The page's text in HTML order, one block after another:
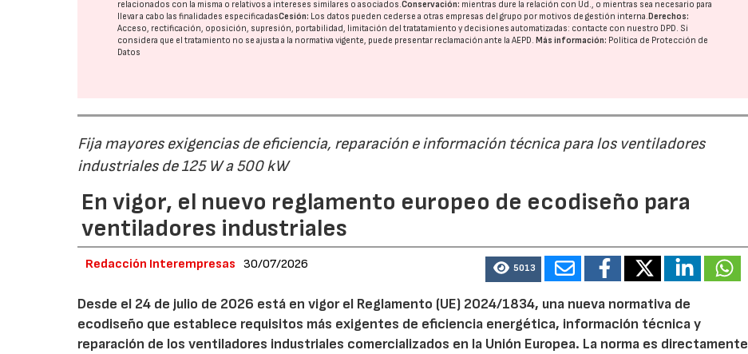
relacionados con la misma o relativos a intereses similares o asociados.Conservación: mientras dure la relación con Ud., o mientras sea necesario para
llevar a cabo las finalidades especificadasCesión: Los datos pueden cederse a otras empresas del grupo por motivos de gestión interna.Derechos:
Acceso, rectificación, oposición, supresión, portabilidad, limitación del tratatamiento y decisiones automatizadas: contacte con nuestro DPD. Si
considera que el tratamiento no se ajusta a la normativa vigente, puede presentar reclamación ante laAEPD.Más información: Política de Protección de
Datos
Fija mayores exigencias de eficiencia, reparación e información técnica para los ventiladores
industriales de 125 W a 500 kW
En vigor, el nuevo reglamento europeo de ecodiseño para
ventiladores industriales
Redacción Interempresas 30/07/2026 5013
Desde el 24 de julio de 2026 está en vigor el Reglamento (UE) 2024/1834, una nueva normativa de
ecodiseño que establece requisitos más exigentes de eficiencia energética, información técnica y
reparación de los ventiladores industriales comercializados en la Unión Europea. La norma es directamente